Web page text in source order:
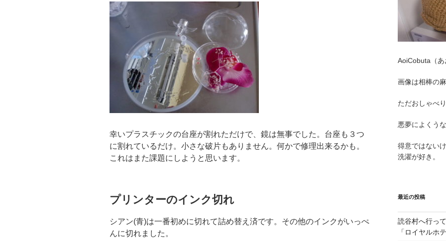
幸いプラスチックの台座が割れただけで、鏡は無事でした。台座も３つ
に割れているだけ。小さな破片もありません。何かで修理出来るかも。
これはまた課題にしようと思います。
プリンターのインク切れ
シアン(青)は一番初めに切れて詰め替え済です。その他のインクがいっぺ
んに切れました。
AoiCobuta（
画像は相棒の
ただおしゃべ
悪夢によくう
得意ではない
洗濯が好き。
最近の投稿
読谷村へ行っ
「ロイヤルホ